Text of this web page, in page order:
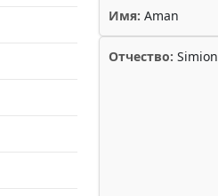
Имя: Aman
Отчество: Simion